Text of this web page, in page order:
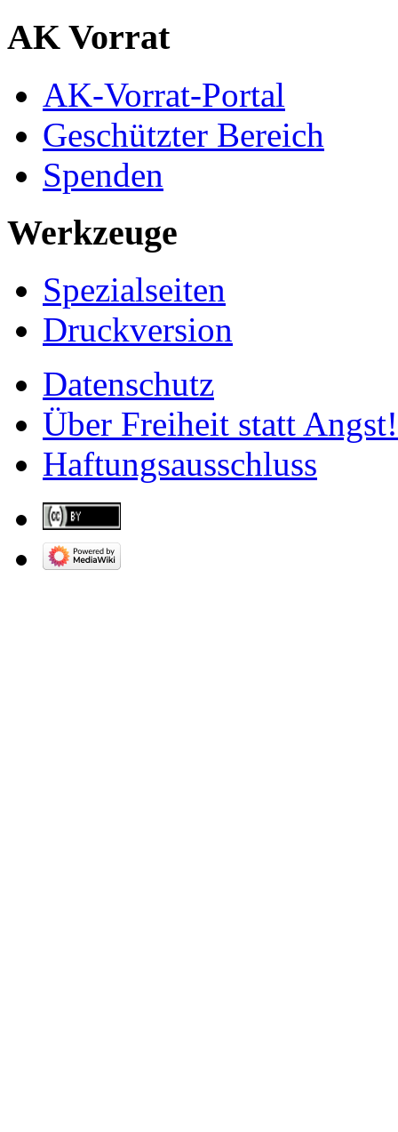
AK Vorrat
AK-Vorrat-Portal
Geschützter Bereich
Spenden
Werkzeuge
Spezialseiten
Druckversion
Datenschutz
Über Freiheit statt Angst!
Haftungsausschluss